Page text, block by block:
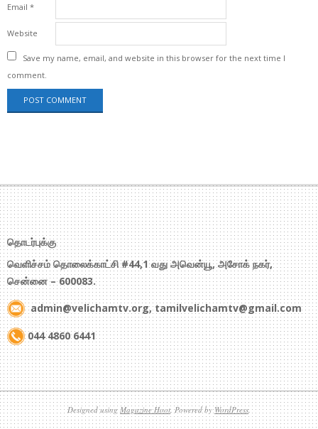
Email *
Website
Save my name, email, and website in this browser for the next time I
comment.
தொடர்புக்கு
வெளிச்சம் தொலைக்காட்சி #44,1 வது அவென்யூ, அசோக் நகர்,
சென்னை – 600083.
admin@velichamtv.org, tamilvelichamtv@gmail.com
044 4860 6441
Designed using Magazine Hoot. Powered byWordPress.